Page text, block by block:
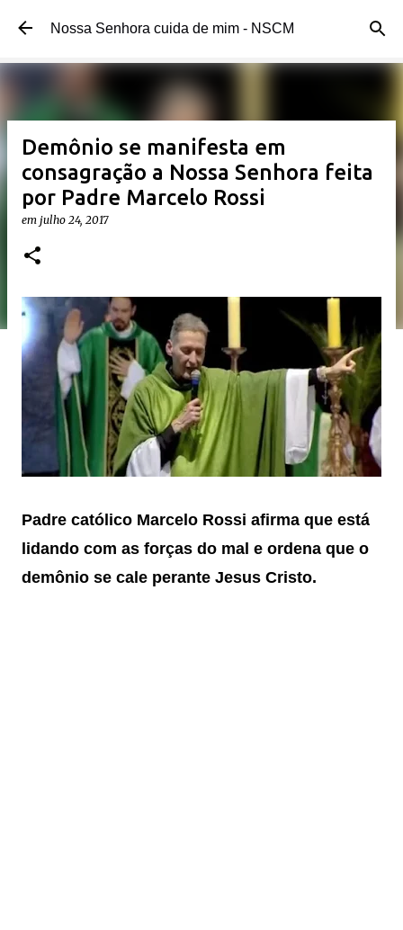
Pular para o conteúdo principal
Nossa Senhora cuida de mim - NSCM
Demônio se manifesta em
consagração a Nossa Senhora feita
por Padre Marcelo Rossi
em julho 24, 2017
Padre católico Marcelo Rossi afirma que está
lidando com as forças do mal e ordena que o
demônio se cale perante Jesus Cristo.